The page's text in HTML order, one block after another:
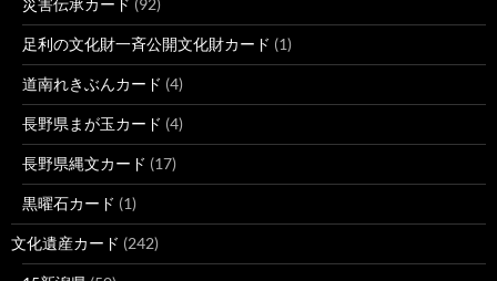
災害伝承カード (92)
足利の文化財一斉公開文化財カード (1)
道南れきぶんカード (4)
長野県まが玉カード (4)
長野県縄文カード (17)
黒曜石カード (1)
文化遺産カード (242)